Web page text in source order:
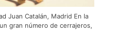
Juan Catalán, Madrid En la
gran número de cerrajeros,